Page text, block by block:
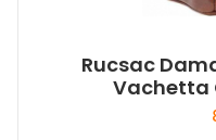
Rucsac
Vachetta